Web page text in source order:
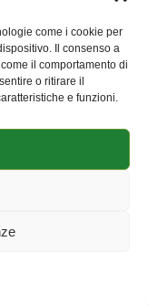
come i cookie per
Il consenso a
il comportamento di
o ritirare il
e funzioni.